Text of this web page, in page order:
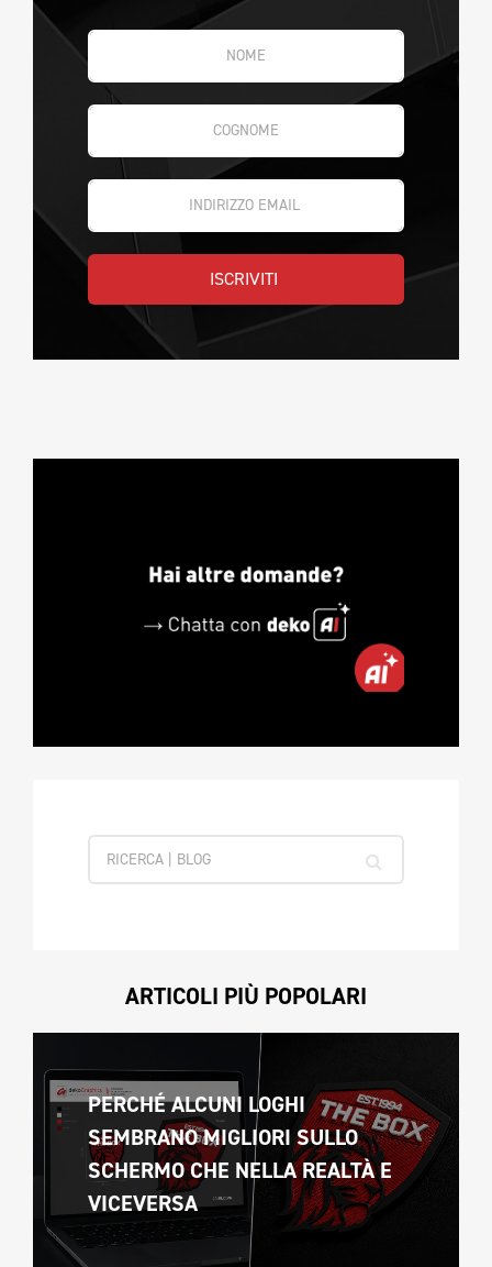
ARTICOLI PIÙ POPOLARI
PERCHÉ ALCUNI LOGHI
SEMBRANO MIGLIORI SULLO
SCHERMO CHE NELLA REALTÀ E
VICEVERSA